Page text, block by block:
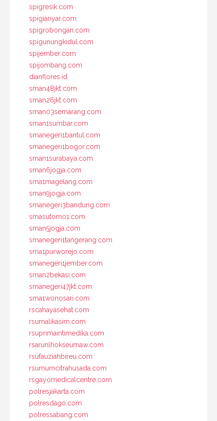
spigresik.com
spigianyar.com
spigrobongan.com
spigunungkidul.com
spijember.com
spijombang.com
dianflores.id
sman48jkt.com
sman26jkt.com
sman03semarang.com
sman1sumbar.com
smanegeri1bantul.com
smanegeri1bogor.com
sman1surabaya.com
sman6jogja.com
sma1magelang.com
sman9jogja.com
smanegeri3bandung.com
smasutomo1.com
sman5jogja.com
smanegeri1tangerang.com
sma1purworejo.com
smanegeri1jember.com
sman2bekasi.com
smanegeri47jkt.com
sma1wonosari.com
rscahayasehat.com
rsumalikasim.com
rsuprimaintimedika.com
rsarunlhokseumaw.com
rsufauziahbireu.com
rsumumcitrahusada.com
rsgayomedicalcentre.com
polresjakarta.com
polresdago.com
polressabang.com